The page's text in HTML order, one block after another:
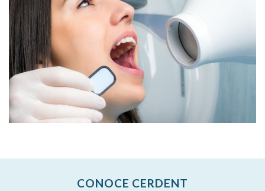
CONOCE CERDENT